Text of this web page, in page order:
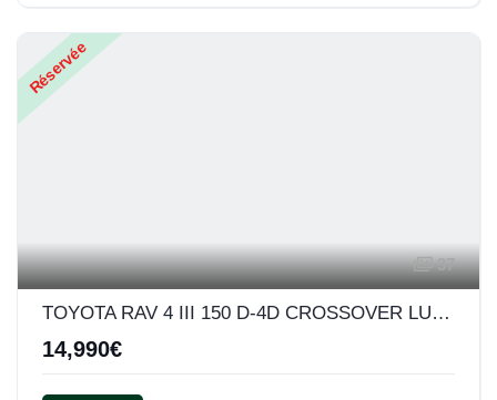
Réservée
37
TOYOTA RAV 4 III 150 D-4D CROSSOVER LUXE BVA AWD (Noir)
14,990€